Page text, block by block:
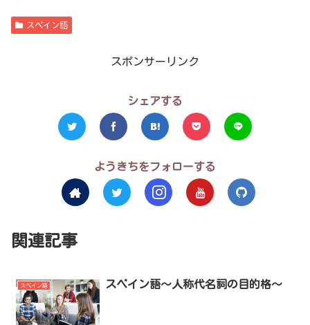
スペイン語
スポンサーリンク
シェアする
ようきちをフォローする
関連記事
スペイン語 スペイン語～人称代名詞の目的格～